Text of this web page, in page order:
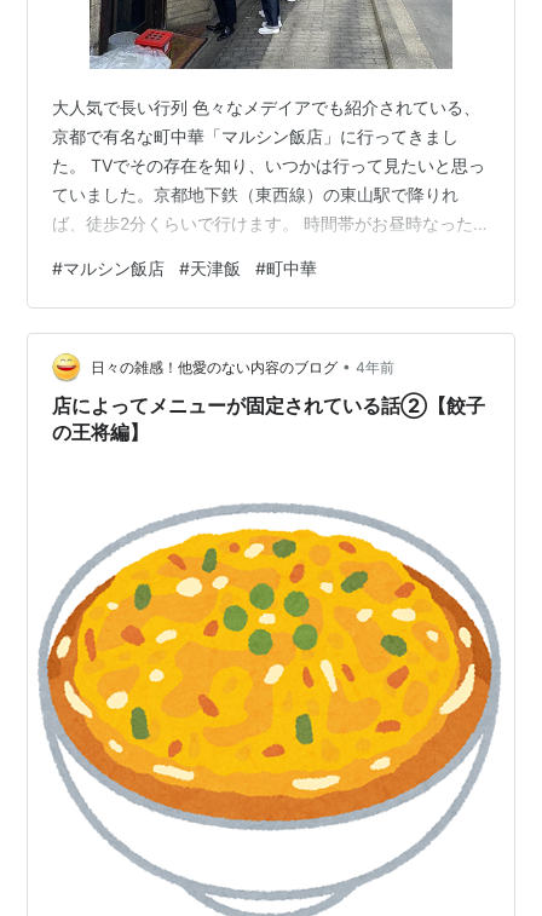
大人気で長い行列 色々なメデイアでも紹介されている、
京都で有名な町中華「マルシン飯店」に行ってきまし
た。 TVでその存在を知り、いつかは行って見たいと思っ
ていました。京都地下鉄（東西線）の東山駅で降りれ
ば、徒歩2分くらいで行けます。 時間帯がお昼時なった
並ぶこと１時間あまり。やっと入店出来ました。もちろ
ん、満席状態でした。 ここでは、天津飯が有名で、御多
分に洩れず「天津飯」と餃子を注文しました。 有名な天
津飯 餃子も絶品 メニュー やはり有名なだけあって、味
は確かに美味しく、量も多い。特に卵のあんかけが絶品
です。餃子も熟成豚肉の餃子も絶品でし…
#マルシン飯店 #天津飯 #町中華
日々の雑感！他愛のない内容のブログ • 4年前
店によってメニューが固定されている話②【餃子
の王将編】